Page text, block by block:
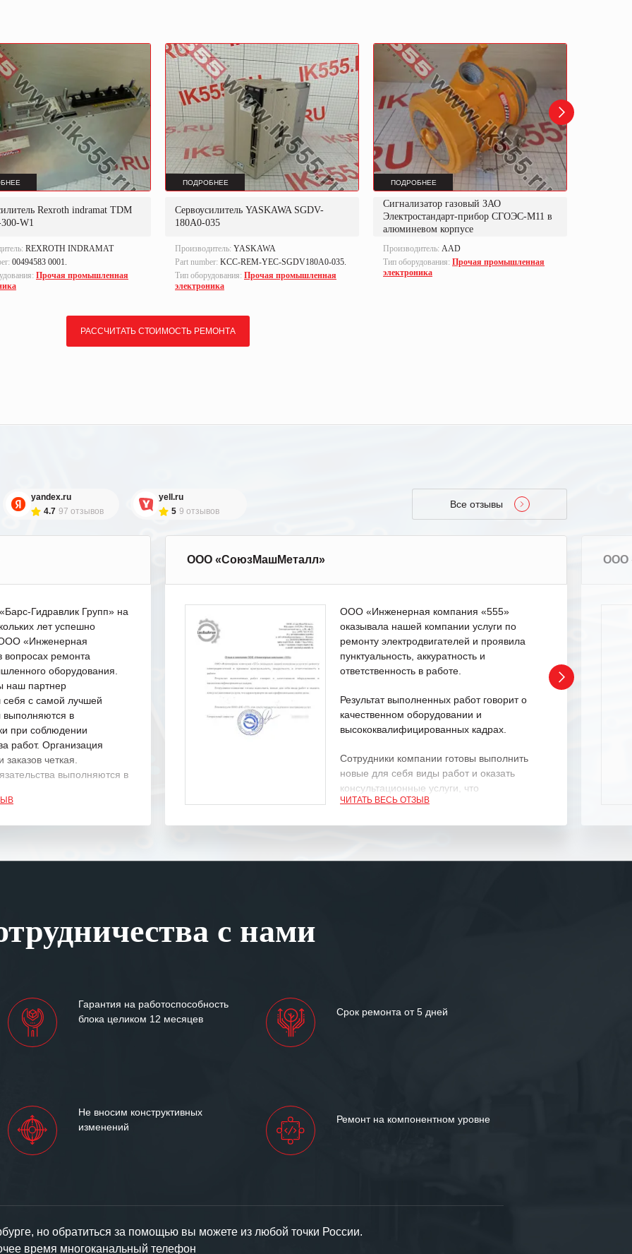
Rexroth indramat TDM
W1
REXROTH INDRAMAT
00494583 0001.
Прочая промышленная
ПОДРОБНЕЕ
Сервоусилитель YASKAWA SGDV-
180A0-035
Производитель: YASKAWA
Part number: KCC-REM-YEC-SGDV180A0-035.
Тип оборудования: Прочая промышленная
электроника
ПОДРОБНЕЕ
Сигнализатор газовый ЗАО
Электростандарт-прибор СГОЭС-М11 в
алюминевом корпусе
Производитель: AAD
Тип оборудования: Прочая промышленная
электроника
РАССЧИТАТЬ СТОИМОСТЬ РЕМОНТА
yandex.ru
4.7 97 отзывов
yell.ru
5 9 отзывов
Все отзывы
Гидравлик Групп» на
лет успешно
ООО «Инженерная
вопросах ремонта
оборудования.
наш партнер
себя с самой лучшей
выполняются в
при соблюдении
работ. Организация
четкая.
выполняются в
сложившиеся между
успеха и процветания.
ООО «СоюзМашМеталл»
ООО «Инженерная компания «555»
оказывала нашей компании услуги по
ремонту электродвигателей и проявила
пунктуальность, аккуратность и
ответственность в работе.
Результат выполненных работ говорит о
качественном оборудовании и
высококвалифицированных кадрах.
Сотрудники компании готовы выполнить
новые для себя виды работ и оказать
консультационные услуги, что
характеризует их как профессионалов
ответственного и надежного поставщика
ЧИТАТЬ ВЕСЬ ОТЗЫВ
ООО
с нами
Гарантия на работоспособность
блока целиком 12 месяцев
Срок ремонта от 5 дней
Не вносим конструктивных
изменений
Ремонт на компонентном уровне
но обратиться за помощью вы можете из любой точки России.
время многоканальный телефон